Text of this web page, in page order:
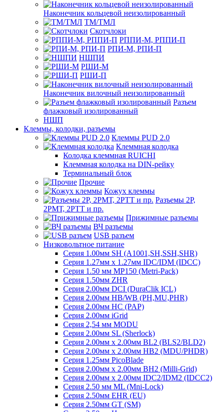
Наконечник кольцевой неизолированный
ТМ/ТМЛ
Скотчлоки
РППИ-М, РППИ-П
РПИ-М, РПИ-П
НШПИ
РШИ-М
РШИ-П
Наконечник вилочный неизолированный
Разъем
флажковый изолированный
НШП
Клеммы, колодки, разъемы
Клеммы PUD 2.0
Клеммная колодка
Колодка клеммная RUICHI
Клеммная колодка на DIN-рейку
Терминальный блок
Прочие
Кожух клеммы
Разъемы 2Р,
2РМТ, 2РТТ и пр.
Прижимные разъемы
ВЧ разъемы
USB разъем
Низковольтное питание
Серия 1.00мм SH (A1001,SH,SSH,SHR)
Серия 1.27мм x 1.27мм IDC/IDM (IDCC)
Серия 1.50 мм MP150 (Metri-Pack)
Серия 1.50мм ZHR
Серия 2.00мм DCI (DuraClik ICL)
Серия 2.00мм HB/WB (PH,MU,PHR)
Серия 2.00мм HC (PAP)
Серия 2.00мм iGrid
Серия 2,54 мм MODU
Серия 2.00мм SL (Sherlock)
Серия 2.00мм x 2.00мм BL2 (BLS2/BLD2)
Серия 2.00мм x 2.00мм HB2 (MDU/PHDR)
Серия 1.25мм PicoBlade
Серия 2.00мм х 2.00мм BH2 (Milli-Grid)
Серия 2.00мм х 2.00мм IDC2/IDM2 (IDCC2)
Серия 2.50 мм ML (Mni-Lock)
Серия 2.50мм EHR (EU)
Серия 2.50мм GT (SM)